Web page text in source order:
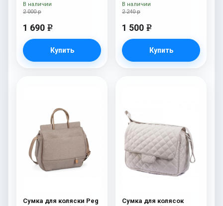
2 000 р
1 690 e
Купить
В наличии
2 240 р
1 500 e
Купить
В наличии
Сумка для коляски Peg
Сумка для колясок